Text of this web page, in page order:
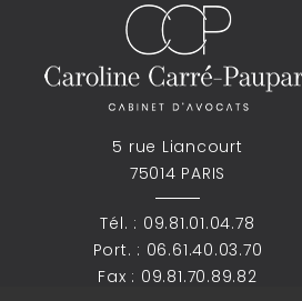
5 rue Liancourt
75014 PARIS
Tél. : 09.81.01.04.78
Port. : 06.61.40.03.70
Fax : 09.81.70.89.82